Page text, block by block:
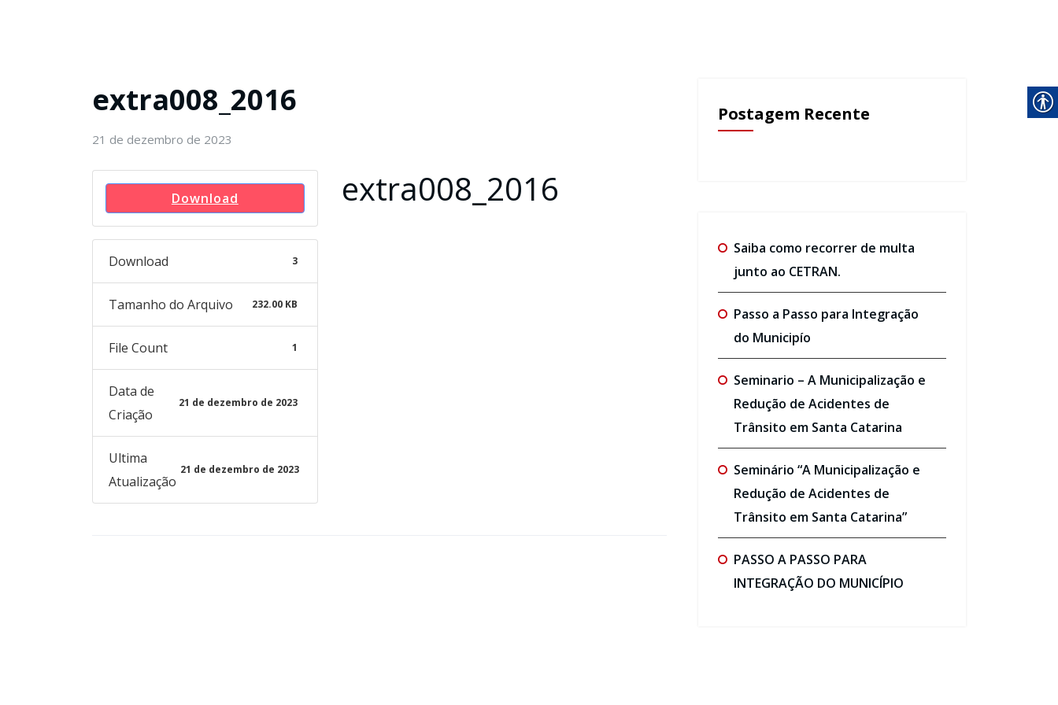
extra008_2016
21 de dezembro de 2023
Download
Download 3
Tamanho do Arquivo 232.00 KB
File Count 1
Data de
Criação
21 de dezembro de 2023
Ultima
Atualização
21 de dezembro de 2023
extra008_2016
Postagem Recente
Saiba como recorrer de multa
junto ao CETRAN.
Passo a Passo para Integração
do Municipío
Seminario – A Municipalização e
Redução de Acidentes de
Trânsito em Santa Catarina
Seminário “A Municipalização e
Redução de Acidentes de
Trânsito em Santa Catarina”
PASSO A PASSO PARA
INTEGRAÇÃO DO MUNICÍPIO